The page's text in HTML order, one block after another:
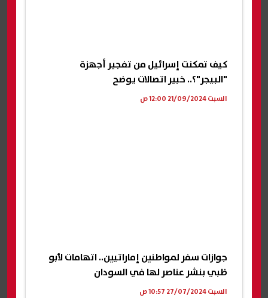
كيف تمكنت إسرائيل من تفجير أجهزة
"البيجر"؟.. خبير اتصالات يوضح
السبت 21/09/2024 12:00 ص
جوازات سفر لمواطنين إماراتيين.. اتهامات لأبو
ظبي بنشر عناصر لها في السودان
السبت 27/07/2024 10:57 ص